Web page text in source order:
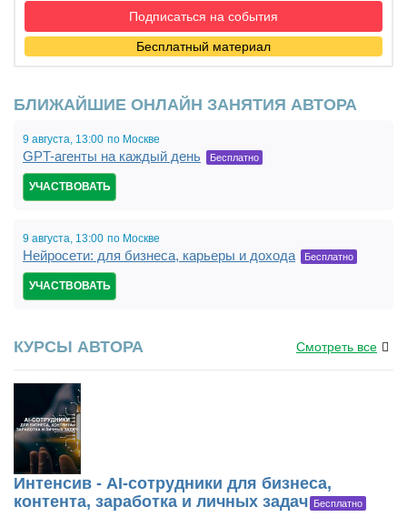
Подписаться на события
Бесплатный материал
БЛИЖАЙШИЕ ОНЛАЙН ЗАНЯТИЯ АВТОРА
9 августа, 13:00 по Москве
GPT-агенты на каждый день Бесплатно
УЧАСТВОВАТЬ
9 августа, 13:00,
19:00
по Москве
Нейросети: для бизнеса, карьеры и дохода Бесплатно
УЧАСТВОВАТЬ
КУРСЫ АВТОРА Смотреть все
Интенсив - AI-сотрудники для бизнеса,
контента, заработка и личных задач Бесплатно